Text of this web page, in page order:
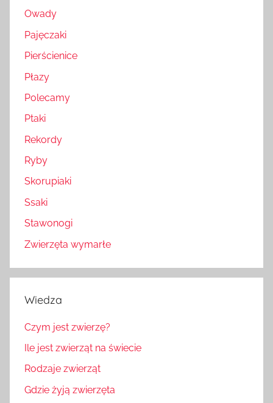
Owady
Pajęczaki
Pierścienice
Płazy
Polecamy
Ptaki
Rekordy
Ryby
Skorupiaki
Ssaki
Stawonogi
Zwierzęta wymarłe
Wiedza
Czym jest zwierzę?
Ile jest zwierząt na świecie
Rodzaje zwierząt
Gdzie żyją zwierzęta